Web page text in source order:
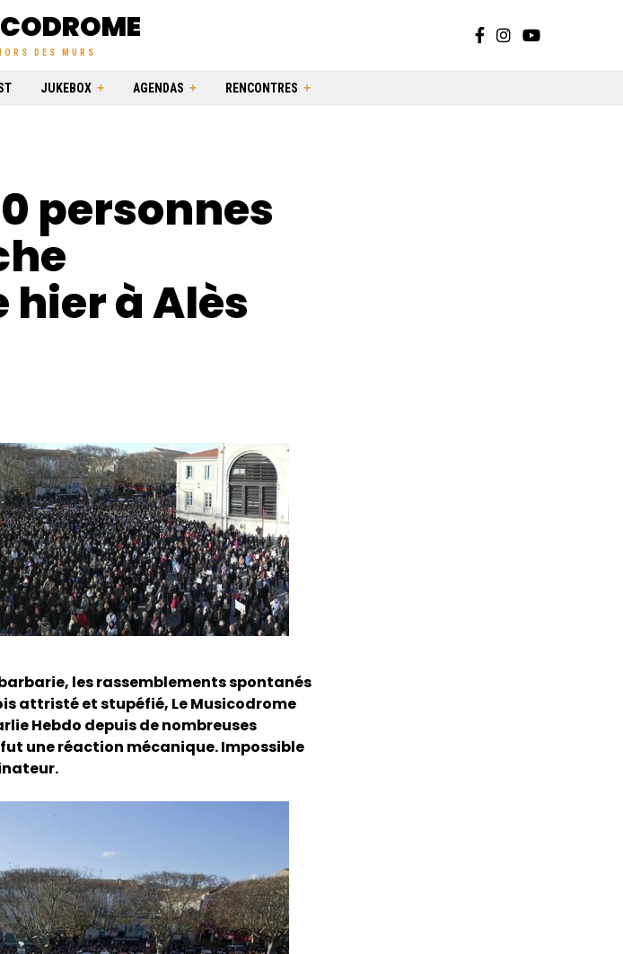
DES MURS
JUKEBOX AGENDAS RENCONTRES
personnes
à Alès
les rassemblements spontanés
attristé et stupéfié, Le Musicodrome
Hebdo depuis de nombreuses
une réaction mécanique. Impossible